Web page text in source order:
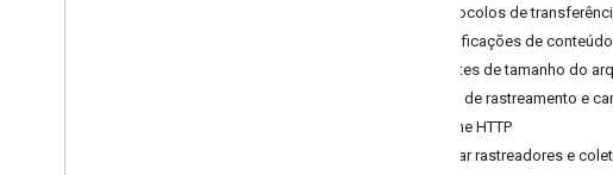
Protocolos de
Codificações de
Limites de tamanho do
Taxa de rastreamento e
Cache HTTP
Verificar rastreadores e